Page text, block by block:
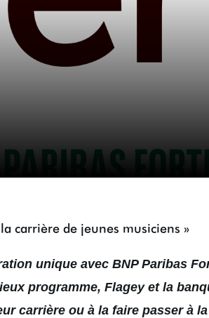
carrière de jeunes musiciens »
unique avec BNP Paribas
programme, Flagey et la
carrière ou à la faire passer à